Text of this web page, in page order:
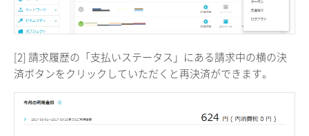
[2] 請求履歴の「支払いステータス」にある請求中の横の決
済ボタンをクリックしていただくと再決済ができます。